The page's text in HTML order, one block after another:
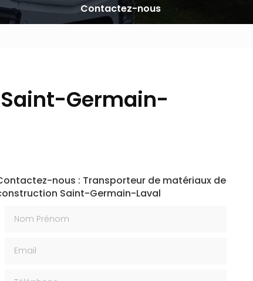
Contactez-nous
Germain-
nous : Transporteur de matériaux de
Saint-Germain-Laval